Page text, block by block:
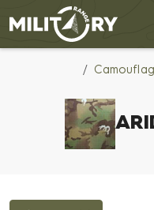
Army shop MILITARY